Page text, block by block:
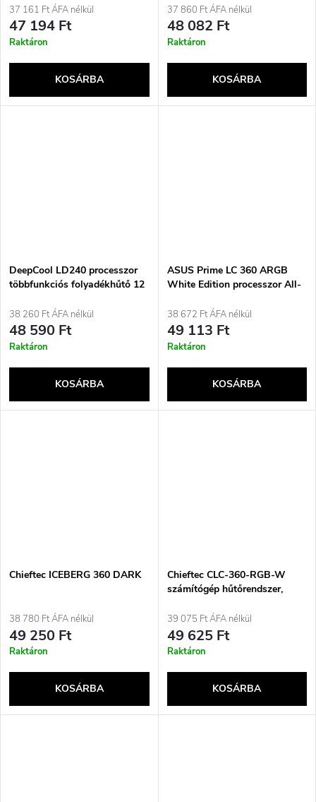
folyadékhűtő Fekete
37 161 Ft ÁFA nélkül
47 194 Ft
Raktáron
KOSÁRBA
37 860 Ft ÁFA nélkül
48 082 Ft
Raktáron
KOSÁRBA
DeepCool LD240 processzor
többfunkciós folyadékhűtő 12
38 260 Ft ÁFA nélkül
48 590 Ft
Raktáron
KOSÁRBA
ASUS Prime LC 360 ARGB
White Edition processzor All-
Fehér 1 darab
38 672 Ft ÁFA nélkül
49 113 Ft
Raktáron
KOSÁRBA
Chieftec ICEBERG 360 DARK
38 780 Ft ÁFA nélkül
49 250 Ft
Raktáron
KOSÁRBA
Chieftec CLC-360-RGB-W
számítógép hűtőrendszer,
folyadékhűtő, 12 cm, fehér
39 075 Ft ÁFA nélkül
49 625 Ft
Raktáron
KOSÁRBA